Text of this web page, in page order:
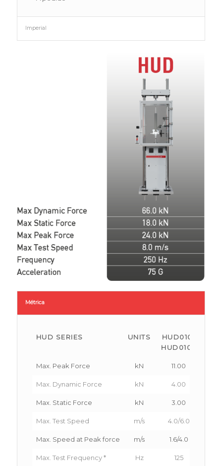
Imperial
Métrica
HUD SERIES UNITS
HUD010/
HUD010L
Max. Peak Force kN 11.00
Max. Dynamic Force kN 4.00
Max. Static Force kN 3.00
Max. Test Speed m/s 4.0/6.0
Max. Speed at Peak force m/s 1.6/4.0
Max. Test Frequency * Hz 125